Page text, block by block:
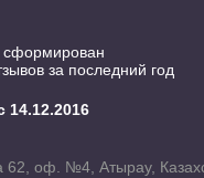
сформирован
за последний год
14.12.2016
62, оф. №4, Атырау,